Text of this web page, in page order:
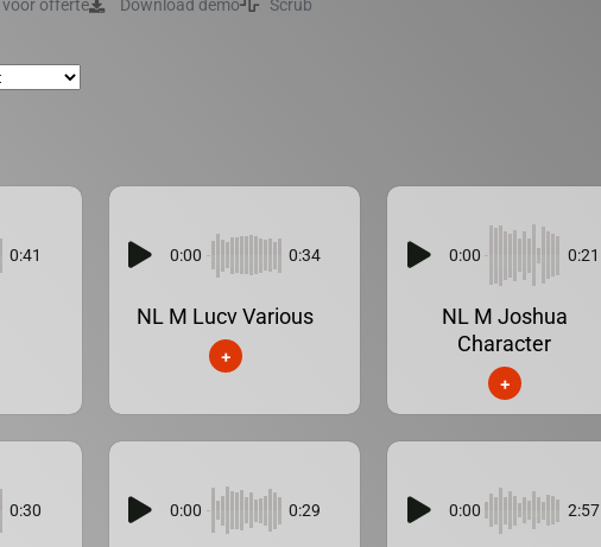
voor offerte Download demo Scrub
0:41 0:00 0:34
NL M Lucv Various
+
0:00 0:21
NL M Joshua
Character
+
0:30 0:00 0:29 0:00 2:57